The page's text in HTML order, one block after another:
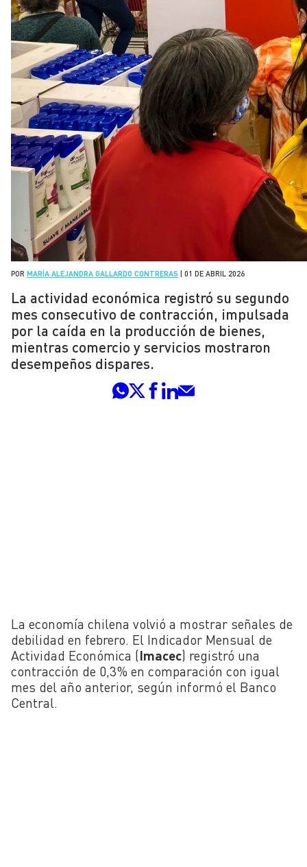
POR MARÍA ALEJANDRA GALLARDO CONTRERAS 01 DE ABRIL 2026
La actividad económica registró su segundo
mes consecutivo de contracción, impulsada
por la caída en la producción de bienes,
mientras comercio y servicios mostraron
desempeños dispares.
La economía chilena volvió a mostrar señales de
debilidad en febrero. El Indicador Mensual de
Actividad Económica (Imacec) registró una
contracción de 0,3% en comparación con igual
mes del año anterior, según informó el Banco
Central.